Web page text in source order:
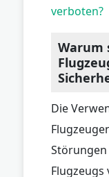
verboten?
Warum
Die
Störungen